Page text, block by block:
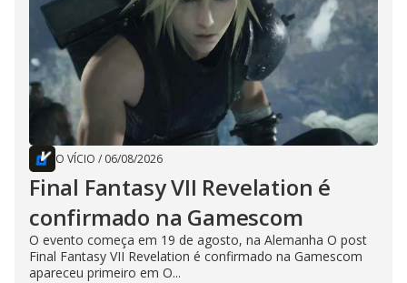
O VÍCIO / 06/08/2026
Final Fantasy VII Revelation é
confirmado na Gamescom
O evento começa em 19 de agosto, na Alemanha O post
Final Fantasy VII Revelation é confirmado na Gamescom
apareceu primeiro em O...